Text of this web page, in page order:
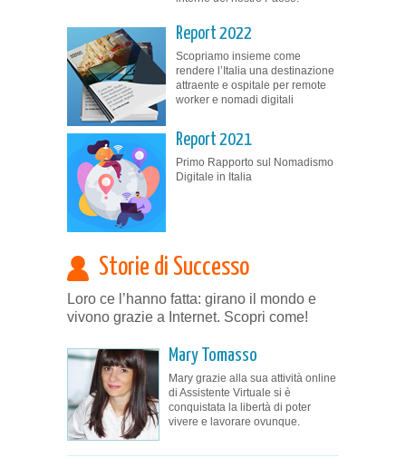
Report 2022
Scopriamo insieme come
rendere l’Italia una destinazione
attraente e ospitale per remote
worker e nomadi digitali
Report 2021
Primo Rapporto sul Nomadismo
Digitale in Italia
Storie di Successo
Loro ce l’hanno fatta: girano il mondo e
vivono grazie a Internet. Scopri come!
Mary Tomasso
Mary grazie alla sua attività online
di Assistente Virtuale si è
conquistata la libertà di poter
vivere e lavorare ovunque.